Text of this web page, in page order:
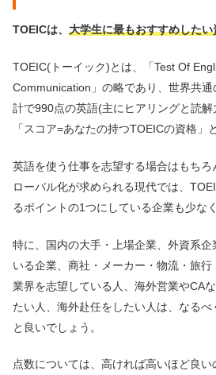
TOEICは、 大学生に最もおすすめしたい
TOEIC(トーイック)とは、「Test Of
Communication」の略であり、世界共
計で990点の英語(主にヒアリングと読解
「スコア=あなたの持つTOEICの資格」
英語を使う仕事を志望する場合はもち
ローバル化が求められる現代では、
るポイントの1つにしている企業も少な
特に、国内の大手・上場企業、外資系
いる企業、商社・メーカー・物流・旅
業界を志望している人、海外営業やCA
たい人、海外赴任をしたい人は、なるべ
と良いでしょう。
点数については、高ければ高いほど良